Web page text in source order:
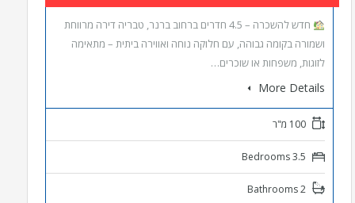
חדש להשכרה – 4.5 חדרים ברחוב ברנר, טבריה דירה מרווחת
ושמורה בקומה גבוהה, עם חלוקה נוחה ואווירה ביתית – מתאימה
לזוגות, משפחות או שוכרים…
More Details